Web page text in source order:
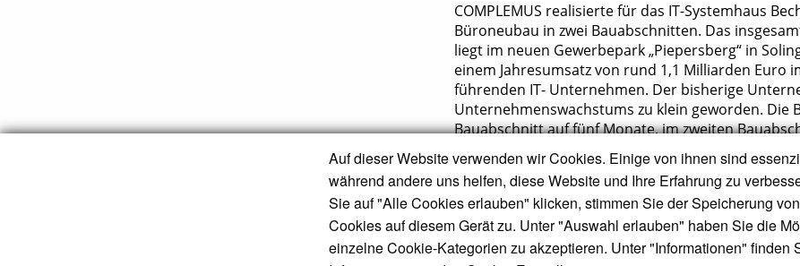
COMPLEMUS realisierte für das IT-Systemhaus
Büroneubau in zwei Bauabschnitten. Das
liegt im neuen Gewerbepark „Piepersberg“ in
einem Jahresumsatz von rund 1,1 Milliarden Euro
führenden IT- Unternehmen. Der bisherige
Unternehmenswachstums zu klein geworden. Die
Bauabschnitt auf fünf Monate, im zweiten
info@complemus.de
Auf dieser Website verwenden wir Cookies. Einige von ihnen sind
während andere uns helfen, diese Website und Ihre Erfahrung zu
Sie auf "Alle Cookies erlauben" klicken, stimmen Sie der Speicherung
Cookies auf diesem Gerät zu. Unter "Auswahl erlauben" haben Sie die
einzelne Cookie-Kategorien zu akzeptieren. Unter "Informationen" finden